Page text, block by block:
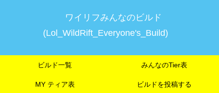
ワイリフみんなのビルド
(Lol_WildRift_Everyone's_Build)
ビルド一覧 みんなのTier表
MY ティア表 ビルドを投稿する